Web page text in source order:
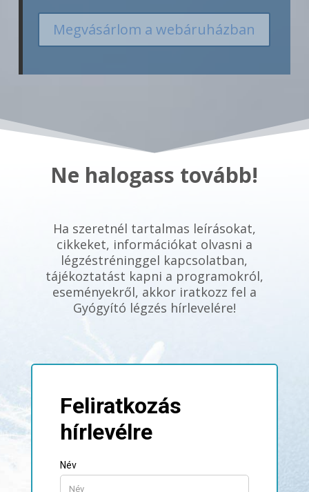
Megvásárlom a webáruházban
Ne halogass tovább!
Ha szeretnél tartalmas leírásokat,
cikkeket, információkat olvasni a
légzéstréninggel kapcsolatban,
tájékoztatást kapni a programokról,
eseményekről, akkor iratkozz fel a
Gyógyító légzés hírlevelére!